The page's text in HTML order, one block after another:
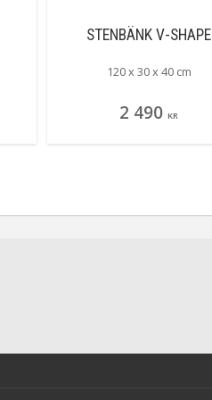
STENBÄNK V-SHAPE
120 x 30 x 40 cm
2 490 KR